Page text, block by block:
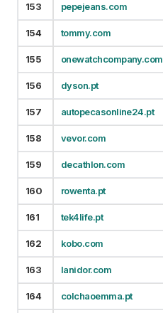
153 pepejeans.com
154 tommy.com
155 onewatchcompany.com
156 dyson.pt
157 autopecasonline24.pt
158 vevor.com
159 decathlon.com
160 rowenta.pt
161 tek4life.pt
162 kobo.com
163 lanidor.com
164 colchaoemma.pt